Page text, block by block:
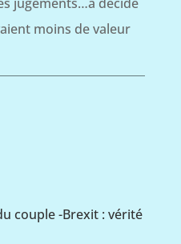
moins de valeur
couple -Brexit : vérité